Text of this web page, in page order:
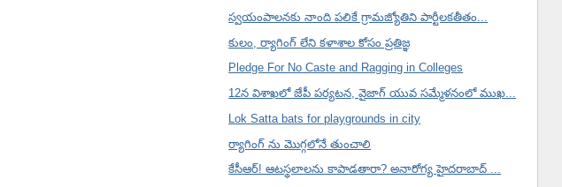
స్వయంపాలనకు నాంది పలికే గ్రామజ్యోతిని పార్టీలకతీతం...
కులం, ర్యాగింగ్ లేని కళాశాల కోసం ప్రతిజ్ఞ
Pledge For No Caste and Ragging in Colleges
12న విశాఖలో జేపీ పర్యటన, వైజాగ్ యువ సమ్మేళనంలో ముఖ...
Lok Satta bats for playgrounds in city
ర్యాగింగ్ ను మొగ్గలోనే తుంచాలి
కేసీఆర్! ఆటస్థలాలను కాపాడతారా? అనారోగ్య హైదరాబాద్ ...